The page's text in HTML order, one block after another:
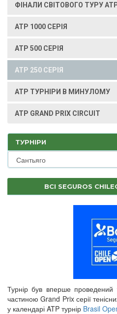
ФІНАЛИ СВІТОВОГО ТУРУ
ATP 1000 СЕРІЯ
ATP 500 СЕРІЯ
ATP 250 СЕРІЯ
ATP ТУРНІРИ В МИНУЛОМУ
ATP GRAND PRIX CIRCUIT
ТУРНІРИ
BCI SEGUROS
Турнір був вперше
частиною Grand Prix серії
у календарі ATP турнір Brasil